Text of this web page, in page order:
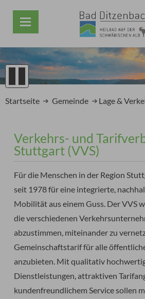
PrevNext
Startseite Gemeinde Lage &
Verkehrs- und
Stuttgart (VVS)
Für die Menschen in der Region
seit 1978 für eine integrierte,
Mobilität aus einem Guss. Der VVS
die verschiedenen
abzustimmen, miteinander zu
Gemeinschaftstarif für alle
anzubieten. Mit qualitativ
Dienstleistungen, attraktiven
kundenfreundlichem Service sollen